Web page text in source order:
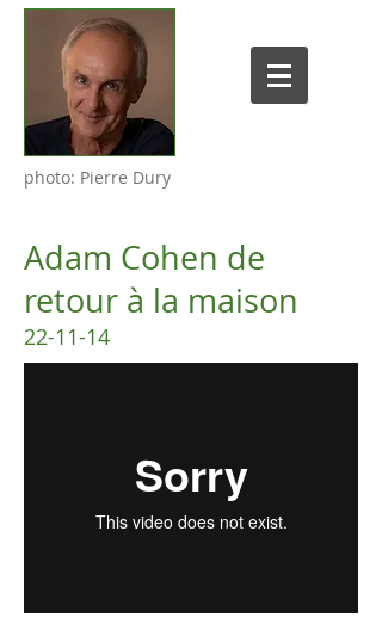
photo: Pierre Dury
Adam Cohen de
retour à la maison
22-11-14